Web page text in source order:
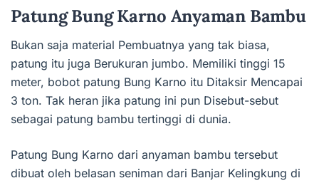
Patung Bung Karno Anyaman Bambu
Bukan saja material Pembuatnya yang tak biasa,
patung itu juga Berukuran jumbo. Memiliki tinggi 15
meter, bobot patung Bung Karno itu Ditaksir Mencapai
3 ton. Tak heran jika patung ini pun Disebut-sebut
sebagai patung bambu tertinggi di dunia.
Patung Bung Karno dari anyaman bambu tersebut
dibuat oleh belasan seniman dari Banjar Kelingkung di